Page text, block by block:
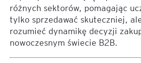
różnych sektorów, pomagając
tylko sprzedawać skuteczniej,
rozumieć dynamikę decyzji
nowoczesnym świecie B2B.